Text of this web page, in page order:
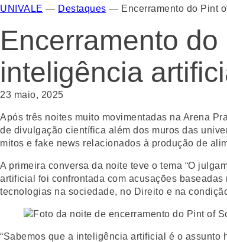
UNIVALE — Destaques — Encerramento do Pint
Encerramento
inteligência
23 maio, 2025
Após três noites muito movimentadas na Arena
de divulgação científica além dos muros das
mitos e fake news relacionados à produção de
A primeira conversa da noite teve o tema “O
artificial foi confrontada com acusações
tecnologias na sociedade, no Direito e na
“Sabemos que a inteligência artificial é o